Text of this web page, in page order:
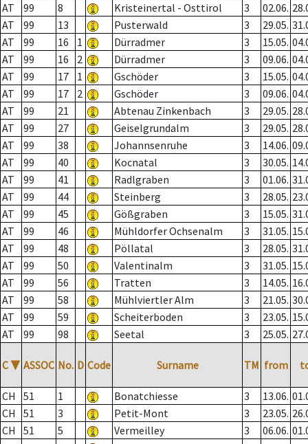
AT 99 8 Kristeinertal - Osttirol 3 02.06.
AT
99 13 Pusterwald 3 29.05.
AT
99 16 1 Dürradmer 3 15.05.
AT
99 16 2 Dürradmer 3 09.06.
AT
99 17 1 Gschöder 3 15.05.
AT
99 17 2 Gschöder 3 09.06.
AT
99 21 Abtenau Zinkenbach 3 29.05.
AT
99 27 Geiselgrundalm 3 29.05.
AT
99 38 Johannsenruhe 3 14.06.
AT
99 40 Kocnatal 3 30.05.
AT
99 41 Radlgraben 3 01.06.
AT
99 44 Steinberg 3 28.05.
AT
99 45 Gößgraben 3 15.05.
AT
99 46 Mühldorfer Ochsenalm 3 31.05.
AT
99 48 Pöllatal 3 28.05.
AT
99 50 Valentinalm 3 31.05.
AT
99 56 Tratten 3 14.05.
AT
99 58 Mühlviertler Alm 3 21.05.
AT
99 59 Scheiterboden 3 23.05.
AT
99 98 Seetal 3 25.05.
C ▼ ASSOC No. D Code Surname TM from
CH 51 1 Bonatchiesse 3 13.06.
CH
51 3 Petit-Mont 3 23.05.
CH
51 5 Vermeilley 3 06.06.